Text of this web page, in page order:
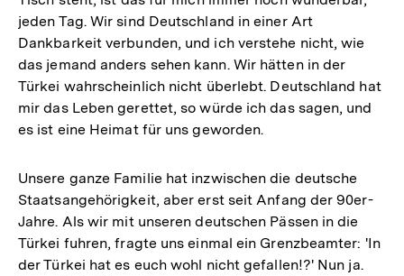
jeden Tag. Wir sind Deutschland in einer Art
Dankbarkeit verbunden, und ich verstehe nicht, wie
das jemand anders sehen kann. Wir hätten in der
Türkei wahrscheinlich nicht überlebt. Deutschland hat
mir das Leben gerettet, so würde ich das sagen, und
es ist eine Heimat für uns geworden.
Unsere ganze Familie hat inzwischen die deutsche
Staatsangehörigkeit, aber erst seit Anfang der 90er-
Jahre. Als wir mit unseren deutschen Pässen in die
Türkei fuhren, fragte uns einmal ein Grenzbeamter: 'In
der Türkei hat es euch wohl nicht gefallen!?' Nun ja.